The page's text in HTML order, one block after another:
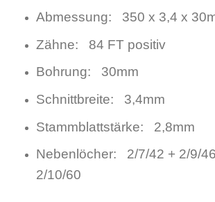
Abmessung: 350 x 3,4 x
Zähne: 84 FT positiv
Bohrung: 30mm
Schnittbreite: 3,4mm
Stammblattstärke: 2,8mm
Nebenlöcher: 2/7/42 + 2/9/
2/10/60